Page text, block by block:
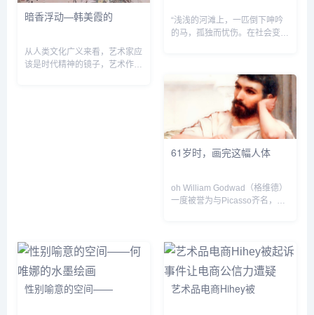
暗香浮动—韩美霞的
从人类文化广义来看，艺术家应
该是时代精神的镜子，艺术作品
“浅浅的河滩上，一匹倒下呻吟
的马，孤独而忧伤。在社会变得
情的，带有考古学家的心...
61岁时，画完这幅人体
oh William Godwad（格维德）
一度被誉为与Picasso齐名，他
受诟病。他最终在声名狼藉之...
性别喻意的空间—— 艺术品电商Hihey被